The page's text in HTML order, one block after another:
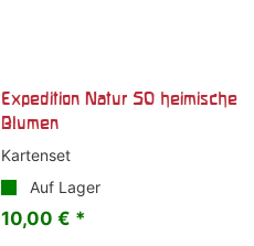
Expedition Natur 50 heimische
Blumen
Kartenset
Auf Lager
10,00 € *